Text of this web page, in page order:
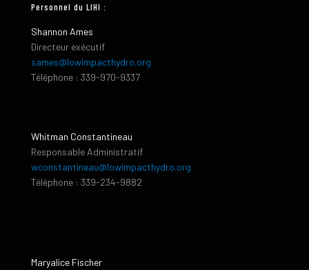
Personnel du LIHI :
Shannon Ames
Directeur exécutif
sames@lowimpacthydro.org
Téléphone : 339-970-9337
Whitman Constantineau
Responsable Administratif
wconstantineau@lowimpacthydro.org
Téléphone : 339-234-9882
Maryalice Fischer